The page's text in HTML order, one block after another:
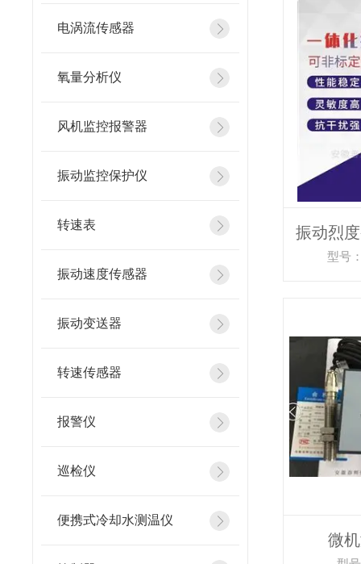
电涡流传感器
氧量分析仪
风机监控报警器
振动监控保护仪
转速表
振动速度传感器
振动变送器
转速传感器
报警仪
巡检仪
便携式冷却水测温仪
型号
微